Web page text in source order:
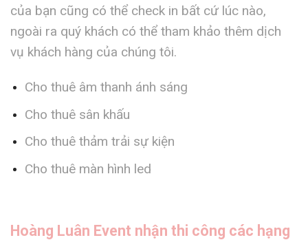
của bạn cũng có thể check in bất cứ lúc nào,
ngoài ra quý khách có thể tham khảo thêm dịch
vụ khách hàng của chúng tôi.
Cho thuê âm thanh ánh sáng
Cho thuê sân khấu
Cho thuê thảm trải sự kiện
Cho thuê màn hình led
Hoàng Luân Event nhận thi công các hạng